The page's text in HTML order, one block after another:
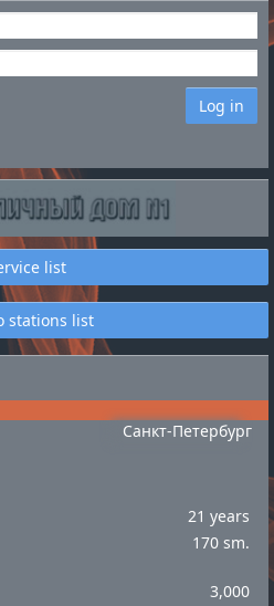
Log in
list
Санкт-Петербург
21 years
170 sm.
3,000
stations list